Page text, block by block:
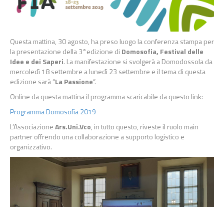
Questa mattina, 30 agosto, ha preso luogo la conferenza stampa per
la presentazione della 3°edizione di Domosofia, Festival delle
Idee e dei Saperi. La manifestazione si svolgerà a Domodossola da
mercoledì 18 settembre a lunedì 23 settembre e il tema di questa
edizione sarà “La Passione“.
Online da questa mattina il programma scaricabile da questo link:
Programma Domosofia 2019
L’AssociazioneArs.Uni.Vco, in tutto questo, riveste il ruolo main
partner offrendo una collaborazione a supporto logistico e
organizzativo.